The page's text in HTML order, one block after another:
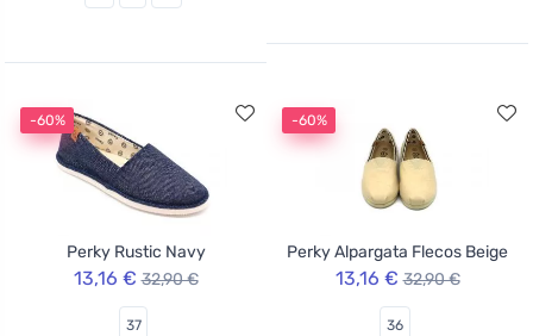
-60%
Perky Rustic Navy
13,16 € 32,90 €
37
-60%
Perky Alpargata Flecos Beige
13,16 € 32,90 €
36